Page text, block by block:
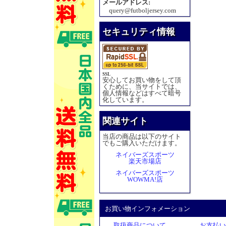
メールアドレス:
query@futboljersey.com
セキュリティ情報
SSL
安心してお買い物をして頂
くために、当サイトでは、
個人情報などはすべて暗号
化しています。
関連サイト
当店の商品は以下のサイト
でもご購入いただけます。
ネイバーズスポーツ
楽天市場店
ネイバーズスポーツ
WOWMA!店
お買い物インフォメーション